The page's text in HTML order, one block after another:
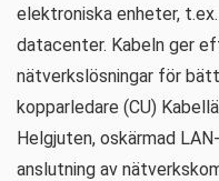
elektroniska enheter,
datacenter. Kabeln ger
nätverkslösningar för
kopparledare (CU)
Helgjuten, oskärmad
anslutning av